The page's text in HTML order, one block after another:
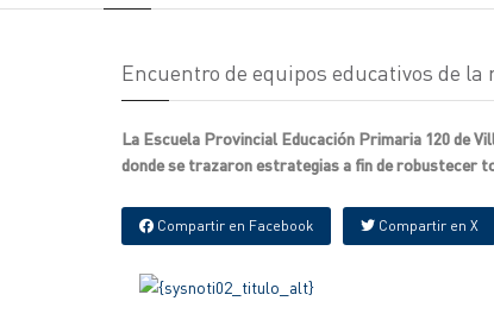
Encuentro de equipos educativos de
La Escuela Provincial Educación Primaria 120 de
donde se trazaron estrategias a fin de robustecer
Compartir en Facebook Compartir en X